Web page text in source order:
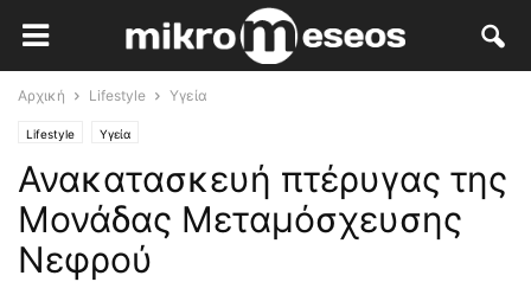
Αρχική Lifestyle Υγεία
Lifestyle Υγεία
Ανακατασκευή πτέρυγας της
Μονάδας Μεταμόσχευσης
Νεφρού